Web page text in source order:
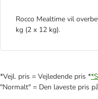
Rocco Mealtime vil
kg (2 x 12 kg).
*Vejl. pris = Vejledende pris *
"Normalt" = Den laveste pris